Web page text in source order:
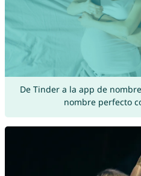
De Tinder a la app de
nombre perfecto